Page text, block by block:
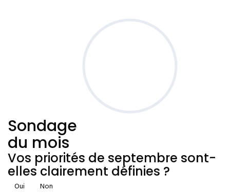
Sondage
du mois
Vos priorités de septembre sont-
elles clairement définies ?
Oui Non